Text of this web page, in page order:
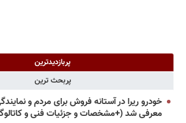
پربازدیدترین
پربحث ترین
خودرو ریرا در آستانه فروش برای مردم و
معرفی شد (+مشخصات و جزئیات فنی و